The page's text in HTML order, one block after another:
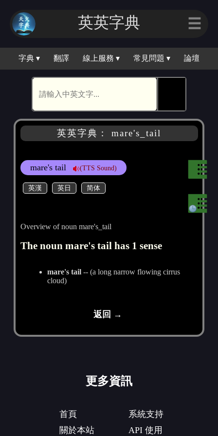
英英字典 ☰
字典 ▾ 翻譯 線上服務 ▾ 常見問題 ▾ 論壇
英英字典： mare's_tail
mare's tail (TTS Sound)
英漢 英日 简体
Overview of noun mare's_tail
The noun mare's tail has 1 sense
mare's tail -- (a long narrow flowing cirrus
cloud)
返回 →
更多資訊
首頁
關於本站
系統支持
API 使用